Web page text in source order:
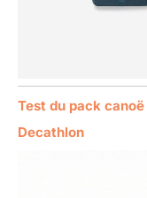
Test du pack
Decathlon